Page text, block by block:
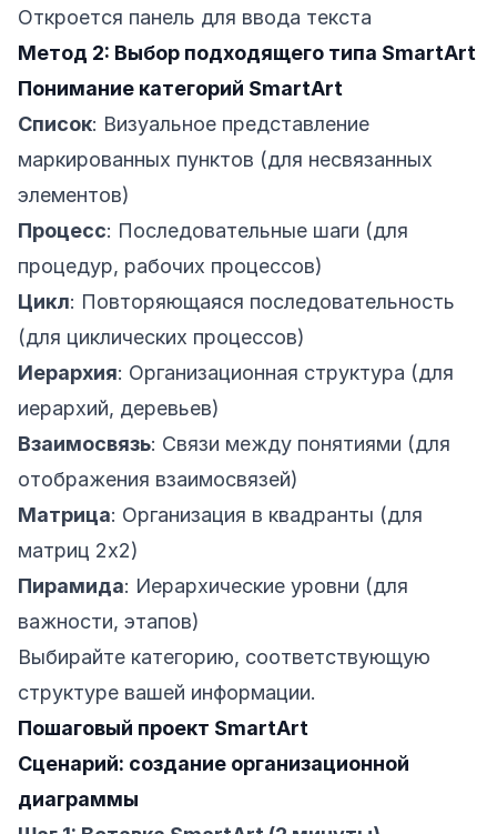
Откроется панель для ввода текста
Метод 2: Выбор подходящего типа SmartArt
Понимание категорий SmartArt
Список: Визуальное представление
маркированных пунктов (для несвязанных
элементов)
Процесс: Последовательные шаги (для
процедур, рабочих процессов)
Цикл: Повторяющаяся последовательность
(для циклических процессов)
Иерархия: Организационная структура (для
иерархий, деревьев)
Взаимосвязь: Связи между понятиями (для
отображения взаимосвязей)
Матрица: Организация в квадранты (для
матриц 2x2)
Пирамида: Иерархические уровни (для
важности, этапов)
Выбирайте категорию, соответствующую
структуре вашей информации.
Пошаговый проект SmartArt
Сценарий: создание организационной
диаграммы